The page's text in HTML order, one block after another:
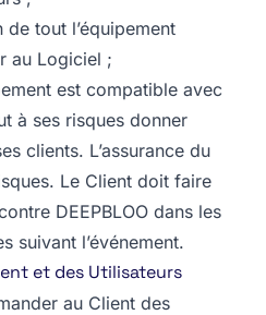
de tout l’équipement
au Logiciel ;
est compatible avec
à ses risques donner
clients. L’assurance du
Le Client doit faire
DEEPBLOO dans les
suivant l’événement.
et des Utilisateurs
au Client des